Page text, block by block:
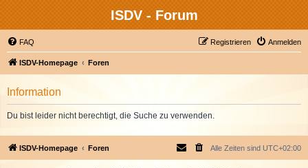
ISDV - Forum
FAQ Anmelden
Registrieren
ISDV-Homepage Foren
Information
Du bist leider nicht berechtigt, die Suche zu verwenden.
ISDV-Homepage Foren Alle Zeiten sind UTC+02:00